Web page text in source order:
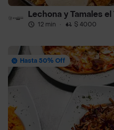
Lechona y Tamales
12 min · $ 4000
Hasta 50% Off